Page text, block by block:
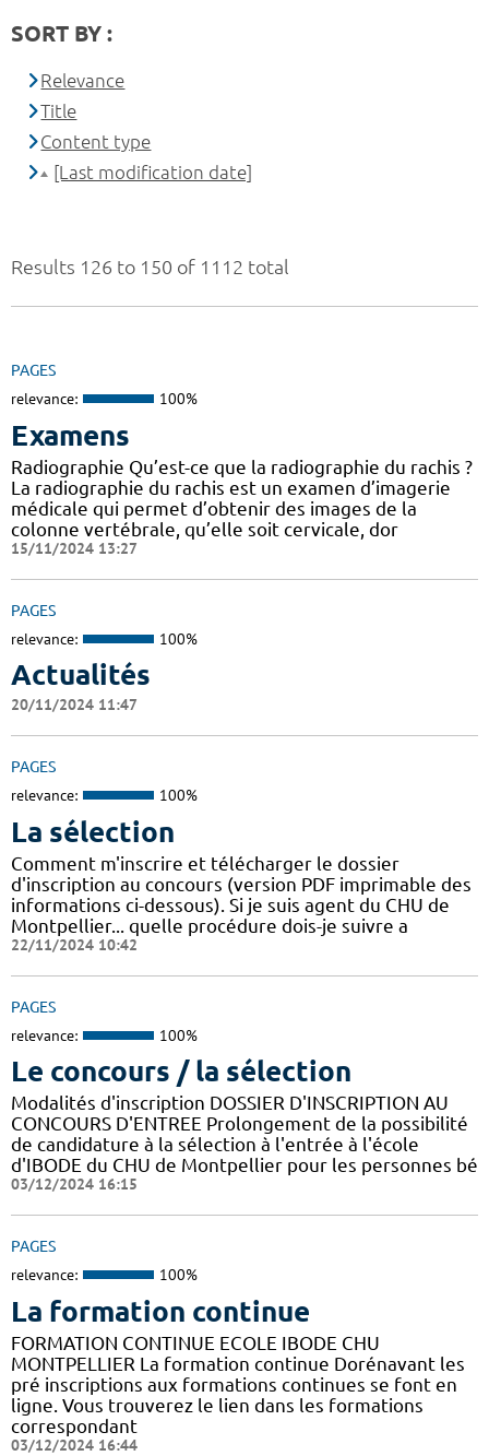
Results 126 to 150 of 1112 total
PAGES
relevance: 100%
Examens
Radiographie Qu’est-ce que la radiographie du rachis ?
La radiographie du rachis est un examen d’imagerie
médicale qui permet d’obtenir des images de la
colonne vertébrale, qu’elle soit cervicale, dor
15/11/2024 13:27
PAGES
relevance: 100%
Actualités
20/11/2024 11:47
PAGES
relevance: 100%
La sélection
Comment m'inscrire et télécharger le dossier
d'inscription au concours (version PDF imprimable des
informations ci-dessous). Si je suis agent du CHU de
Montpellier... quelle procédure dois-je suivre a
22/11/2024 10:42
PAGES
relevance: 100%
Le concours / la sélection
Modalités d'inscription DOSSIER D'INSCRIPTION AU
CONCOURS D'ENTREE Prolongement de la possibilité
de candidature à la sélection à l'entrée à l'école
d'IBODE du CHU de Montpellier pour les personnes bé
03/12/2024 16:15
PAGES
relevance: 100%
La formation continue
FORMATION CONTINUE ECOLE IBODE CHU
MONTPELLIER La formation continue Dorénavant les
pré inscriptions aux formations continues se font en
ligne. Vous trouverez le lien dans les formations
correspondant
03/12/2024 16:44
SORT BY :
Relevance
Title
Content type
[Last modification date]